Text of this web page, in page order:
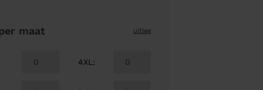
maat uitleg
4XL :